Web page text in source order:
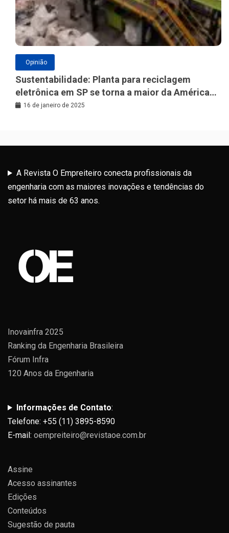
Opinião
Sustentabilidade: Planta para reciclagem
eletrônica em SP se torna a maior da América
Latina
16 de janeiro de 2025
A Revista O Empreiteiro conecta profissionais da
engenharia com as maiores inovações e tendências do
setor há mais de 63 anos.
Inovainfra 2025
Ranking da Engenharia Brasileira
Fórum Infra
120 Anos da Engenharia
Informações de Contato:
Telefone: +55 (11) 3895-8590
E-mail: oempreiteiro@revistaoe.com.br
Assine
Acesso assinantes
Edições
Conteúdos
Sugestão de pauta